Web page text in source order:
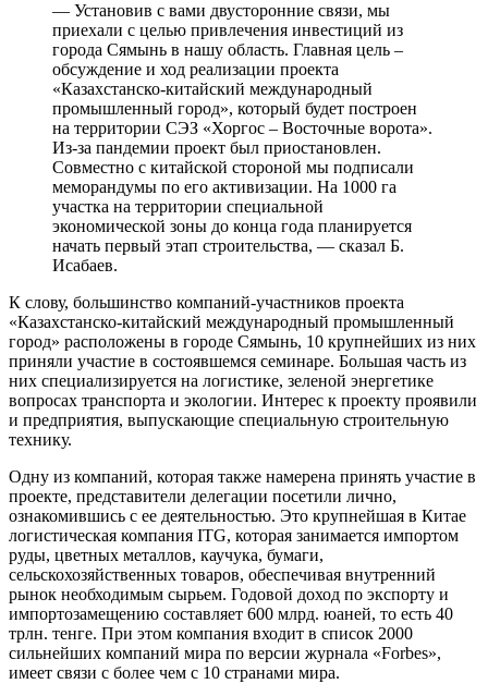
— Установив с вами двусторонние связи, мы
приехали с целью привлечения инвестиций из
города Сямынь в нашу область. Главная цель –
обсуждение и ход реализации проекта
«Казахстанско-китайский международный
промышленный город», который будет построен
на территории СЭЗ «Хоргос – Восточные ворота».
Из-за пандемии проект был приостановлен.
Совместно с китайской стороной мы подписали
меморандумы по его активизации. На 1000 га
участка на территории специальной
экономической зоны до конца года планируется
начать первый этап строительства, — сказал Б.
Исабаев.
К слову, большинство компаний-участников проекта
«Казахстанско-китайский международный промышленный
город» расположены в городе Сямынь, 10 крупнейших из них
приняли участие в состоявшемся семинаре. Большая часть из
них специализируется на логистике, зеленой энергетике
вопросах транспорта и экологии. Интерес к проекту проявили
и предприятия, выпускающие специальную строительную
технику.
Одну из компаний, которая также намерена принять участие в
проекте, представители делегации посетили лично,
ознакомившись с ее деятельностью. Это крупнейшая в Китае
логистическая компания ITG, которая занимается импортом
руды, цветных металлов, каучука, бумаги,
сельскохозяйственных товаров, обеспечивая внутренний
рынок необходимым сырьем. Годовой доход по экспорту и
импортозамещению составляет 600 млрд. юаней, то есть 40
трлн. тенге. При этом компания входит в список 2000
сильнейших компаний мира по версии журнала «Forbes»,
имеет связи с более чем с 10 странами мира.